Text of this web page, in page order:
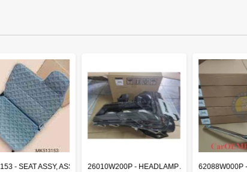
- SEAT ASSY, ASSISTANT26010W200P - HEADLAMP ASSY,RH62088W000P